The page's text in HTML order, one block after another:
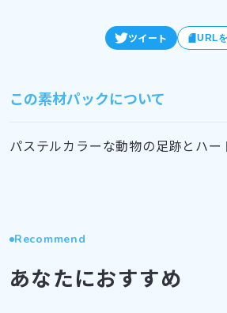
ツイート URL
この素材パックについて
パステルカラーな動物の足跡とハー
Recommend
あなたにおすすめ